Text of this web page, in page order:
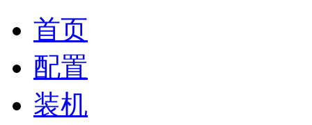
首页
配置
装机